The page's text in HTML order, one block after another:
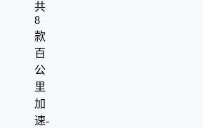
共
8
款
百
公
里
加
速-